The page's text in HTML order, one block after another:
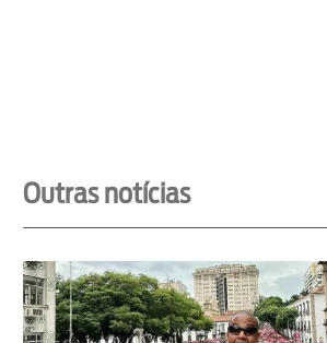
Outras notícias